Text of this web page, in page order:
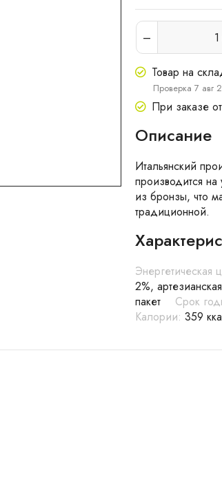
1
Товар на
Проверка 7 авг
При заказе
Описание
Итальянский
производится
из бронзы, что
традиционной.
Энергетическая
2%,
пакет
Срок
Калории: 359